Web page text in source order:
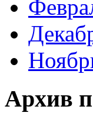
Архив